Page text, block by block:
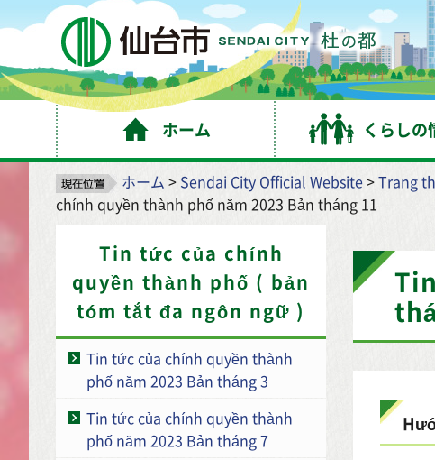
仙台市
ホーム くらしの
ホーム > Sendai City Official Website>Trang
chính quyền thành phố năm 2023 Bản tháng 11
Tin tức của chính
quyền thành phố ( bản
tóm tắt đa ngôn ngữ )
Tin tức của chính quyền thành
phố năm 2023 Bản tháng 3
Tin tức của chính quyền thành
phố năm 2023 Bản tháng 7